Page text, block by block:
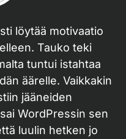
löytää motivaatio
Tauko teki
tuntui istahtaa
äärelle. Vaikkakin
jääneiden
WordPressin sen
luulin hetken jo